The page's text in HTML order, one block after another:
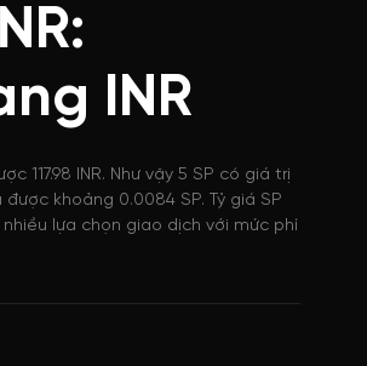
INR
117.98 INR. Như vậy 5 SP có giá trị
khoảng 0.0084 SP. Tỷ giá SP
lựa chọn giao dịch với mức phí